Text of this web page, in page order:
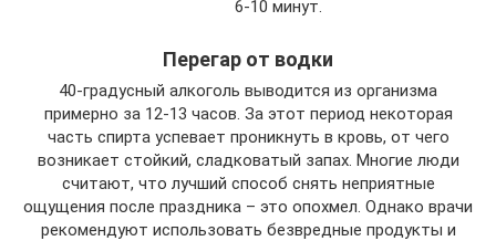
6-10 минут.
Перегар от водки
40-градусный алкоголь выводится из организма
примерно за 12-13 часов. За этот период некоторая
часть спирта успевает проникнуть в кровь, от чего
возникает стойкий, сладковатый запах. Многие люди
считают, что лучший способ снять неприятные
ощущения после праздника – это опохмел. Однако врачи
рекомендуют использовать безвредные продукты и